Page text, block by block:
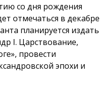
со дня рождения
отмечаться в декабре
планируется издать
I. Царствование,
провести
эпохи и